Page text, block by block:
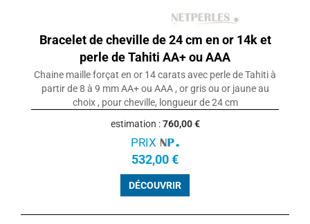
Bracelet de cheville de 24 cm en or 14k et
perle de Tahiti AA+ ou AAA
Chaine maille forçat en or 14 carats avec perle de Tahiti à
partir de 8 à 9 mm AA+ ou AAA , or gris ou or jaune au
choix , pour cheville, longueur de 24 cm
estimation :760,00 €
PRIX
532,00 €
DÉCOUVRIR